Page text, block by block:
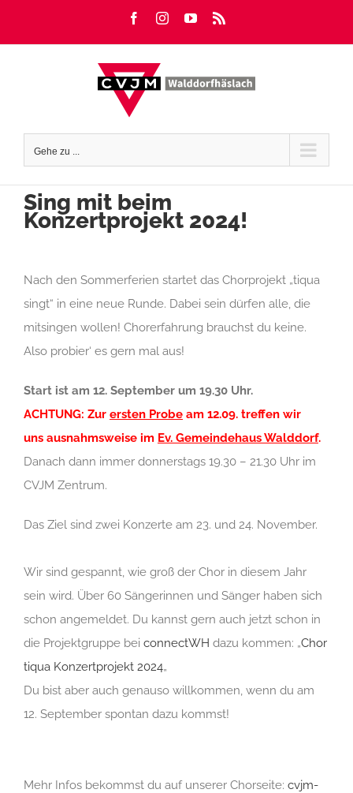
FacebookInstagramYouTube
Gehe zu ...
Sing mit beim
Konzertprojekt 2024!
Nach den Sommerferien startet das Chorprojekt „tiqua
singt“ in eine neue Runde. Dabei sein dürfen alle, die
mitsingen wollen! Chorerfahrung brauchst du keine.
Also probier‘ es gern mal aus!
Start ist am 12. September um 19.30 Uhr.
ACHTUNG: Zur ersten Probeam 12.09. treffen wir
uns ausnahmsweise im Ev. Gemeindehaus Walddorf.
Danach dann immer donnerstags 19.30 – 21.30 Uhr im
CVJM Zentrum.
Das Ziel sind zwei Konzerte am 23. und 24. November.
Wir sind gespannt, wie groß der Chor in diesem Jahr
sein wird. Über 60 Sängerinnen und Sänger haben sich
schon angemeldet. Du kannst gern auch jetzt schon in
die Projektgruppe bei connectWH dazu kommen: „Chor
tiqua Konzertprojekt 2024„
Du bist aber auch genauso willkommen, wenn du am
12. September spontan dazu kommst!
Mehr Infos bekommst du auf unserer Chorseite: cvjm-